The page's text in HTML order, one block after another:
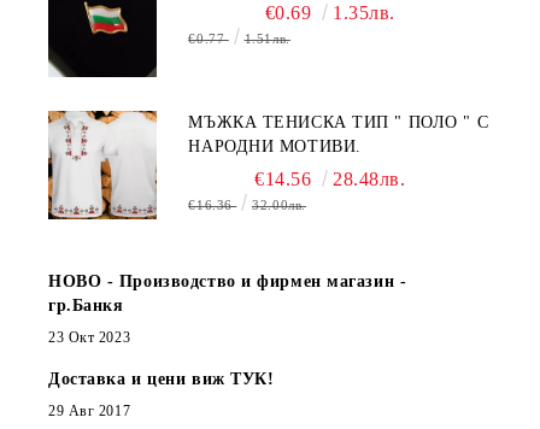
€0.69 1.35лв.
€0.77 1.51лв.
МЪЖКА ТЕНИСКА ТИП " ПОЛО " С
НАРОДНИ МОТИВИ.
€14.56 28.48лв.
€16.36 32.00лв.
НОВО - Производство и фирмен магазин -
гр.Банкя
23 Окт 2023
Доставка и цени виж ТУК!
29 Авг 2017